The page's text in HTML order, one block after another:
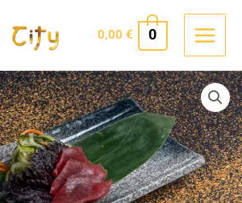
0,00 € 0
MAIN
MENU